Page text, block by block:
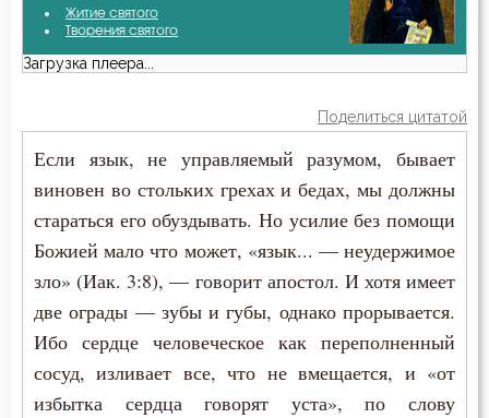
Житие святого
Творения святого
Загрузка плеера...
Поделиться цитатой
Если язык, не управляемый разумом, бывает
виновен во стольких грехах и бедах, мы должны
стараться его обуздывать. Но усилие без помощи
Божией мало что может, «язык... — неудержимое
зло» (Иак. 3:8), — говорит апостол. И хотя имеет
две ограды — зубы и губы, однако прорывается.
Ибо сердце человеческое как переполненный
сосуд, изливает все, что не вмещается, и «от
избытка сердца говорят уста», по слову